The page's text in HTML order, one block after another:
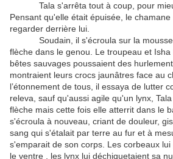
Tala s'arrêta tout à coup, pour
Pensant qu'elle était épuisée, le
regarder derrière lui.
Soudain, il s'écroula sur la mousse :
flèche dans le genou. Le troupeau et
bêtes sauvages poussaient des
montraient leurs crocs jaunâtres face au
l’étonnement de tous, il essaya de lutter
releva, sauf qu'aussi agile qu'un lynx,
flèche mais cette fois elle atterrit dans le
s'écroula à nouveau, criant de douleur,
sang qui s'étalait par terre au fur et à
s'emparait de son corps. Les corbeaux
le ventre , les lynx lui déchiquetaient sa